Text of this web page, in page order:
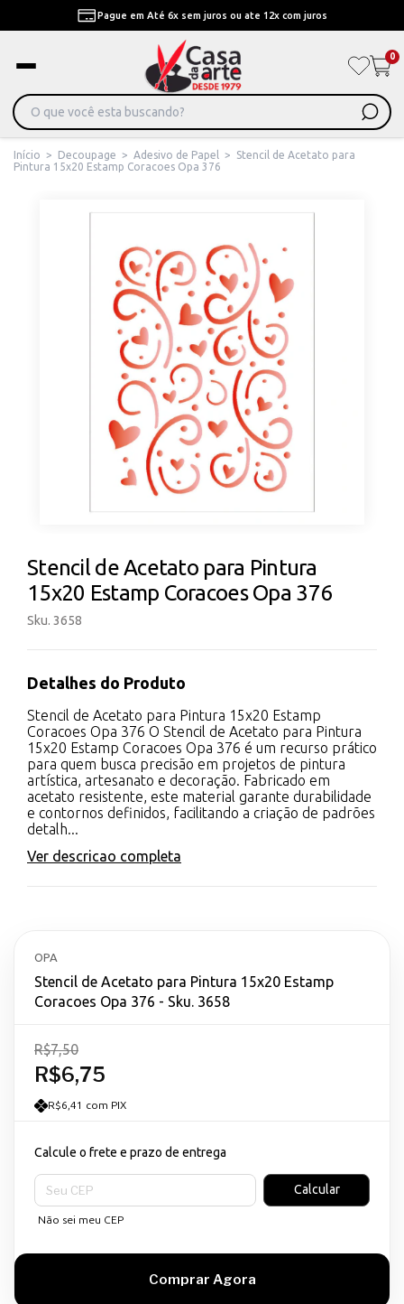
Pague em Até 6x sem juros ou ate 12x com juros
0
Início > Decoupage > Adesivo de Papel >
Stencil de Acetato para
Pintura 15x20 Estamp Coracoes Opa 376
Stencil de Acetato para Pintura
15x20 Estamp Coracoes Opa 376
Sku. 3658
Detalhes do Produto
Stencil de Acetato para Pintura 15x20 Estamp
Coracoes Opa 376 O Stencil de Acetato para Pintura
15x20 Estamp Coracoes Opa 376 é um recurso prático
para quem busca precisão em projetos de pintura
artística, artesanato e decoração. Fabricado em
acetato resistente, este material garante durabilidade
e contornos definidos, facilitando a criação de padrões
detalh...
Ver descricao completa
OPA
Stencil de Acetato para Pintura 15x20 Estamp
Coracoes Opa 376 - Sku. 3658
R$6,75
R$7,50
R$6,41 com PIX
Calcule o frete e prazo de entrega
Entregas para o CEP:
Calcular
Não sei meu CEP